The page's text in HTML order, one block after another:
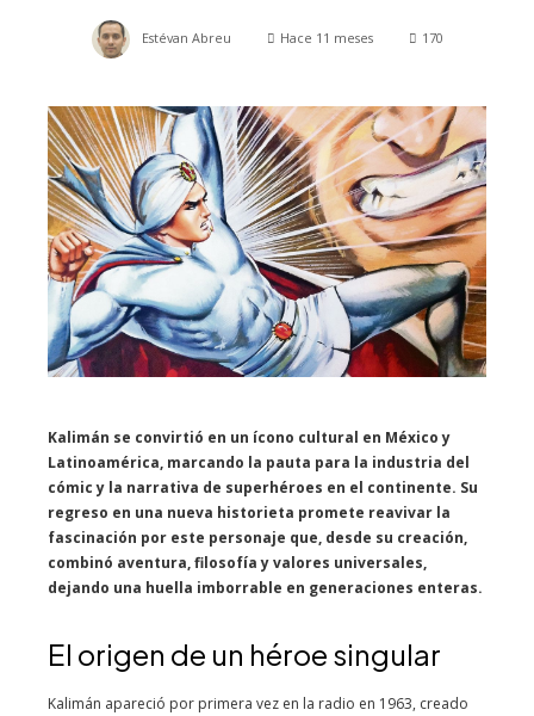
Estévan Abreu Hace 11 meses 170
Kalimán se convirtió en un ícono cultural en México y
Latinoamérica, marcando la pauta para la industria del
cómic y la narrativa de superhéroes en el continente. Su
regreso en una nueva historieta promete reavivar la
fascinación por este personaje que, desde su creación,
combinó aventura, filosofía y valores universales,
dejando una huella imborrable en generaciones enteras.
El origen de un héroe singular
Kalimán apareció por primera vez en la radio en 1963, creado